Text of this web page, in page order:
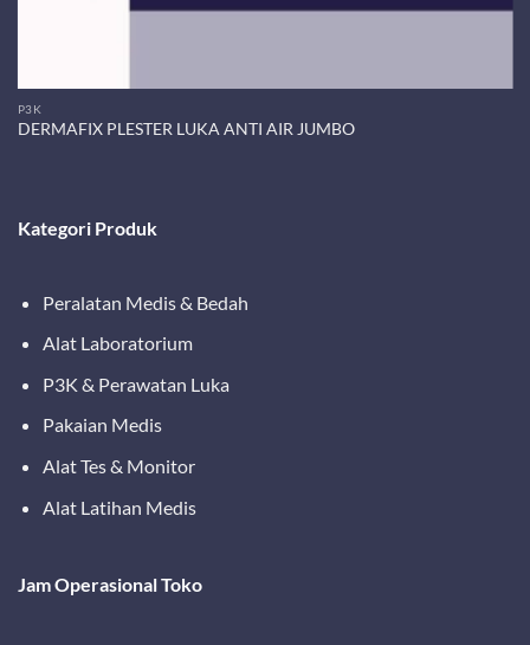
P3K
DERMAFIX PLESTER LUKA ANTI AIR JUMBO
Kategori Produk
Peralatan Medis & Bedah
Alat Laboratorium
P3K & Perawatan Luka
Pakaian Medis
Alat Tes & Monitor
Alat Latihan Medis
Jam Operasional Toko